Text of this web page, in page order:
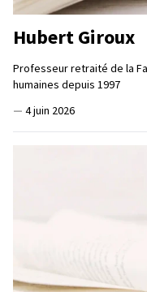
Hubert Giroux
Professeur retraité de la
humaines depuis 1997
— 4 juin 2026